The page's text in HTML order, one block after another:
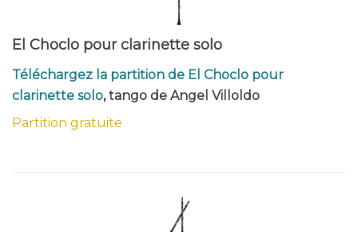
El Choclo pour clarinette solo
Téléchargez la partition de El Choclo pour
clarinette solo, tango de Angel Villoldo
Partition gratuite